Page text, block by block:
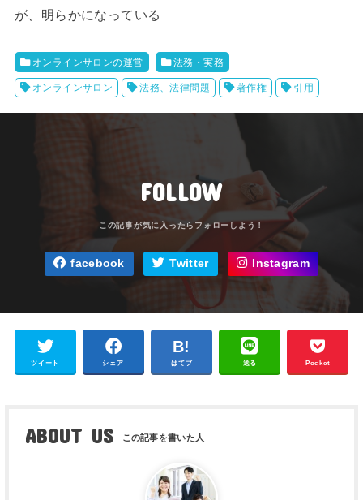
が、明らかになっている
オンラインサロンの運営 法務・実務
オンラインサロン 法務、法律問題 著作権 引用
FOLLOW
facebook Twitter Instagram
ツイート シェア はてブ 送る Pocket
ABOUT US